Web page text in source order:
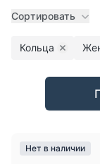
Сортировать
Кольца Remove
Товары
Нет в наличии